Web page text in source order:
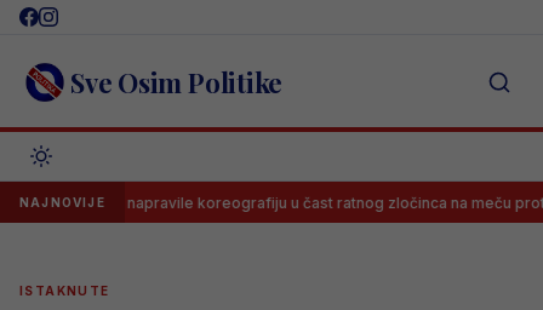
Skip
content Sve Osim Politike
NAJNOVIJE
napravile koreografiju u čast ratnog zločinca na meču protiv Novog
ISTAKNUTE